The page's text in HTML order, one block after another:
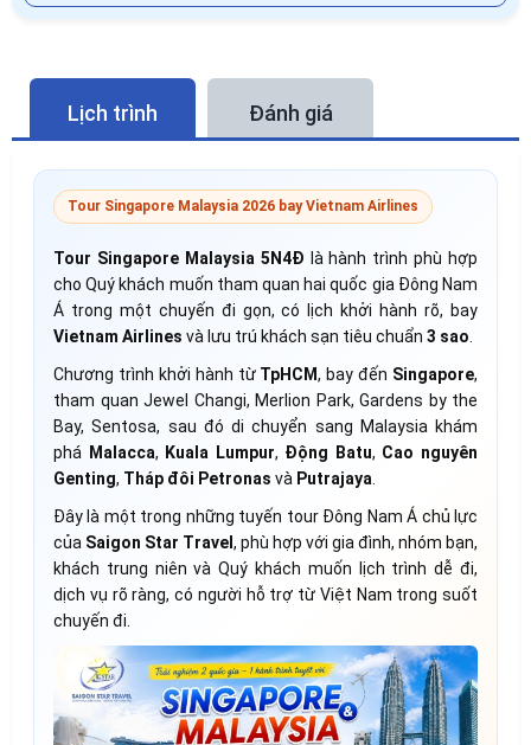
Lịch trình Đánh giá
Tour Singapore Malaysia 2026 bay Vietnam Airlines
Tour Singapore Malaysia 5N4Đ là hành trình phù hợp
cho Quý khách muốn tham quan hai quốc gia Đông Nam
Á trong một chuyến đi gọn, có lịch khởi hành rõ, bay
Vietnam Airlines và lưu trú khách sạn tiêu chuẩn 3 sao
Chương trình khởi hành từ TpHCM, bay đến Singapore,
tham quan Jewel Changi, Merlion Park, Gardens by the
Bay, Sentosa, sau đó di chuyển sang Malaysia khám
phá
Malacca, Kuala Lumpur, Động Batu, Cao nguyên
Genting, Tháp đôi Petronas và Putrajaya
Đây là một trong những tuyến tour Đông Nam Á chủ lực
của Saigon Star Travel , phù hợp với gia đình, nhóm bạn,
khách trung niên và Quý khách muốn lịch trình dễ đi,
dịch vụ rõ ràng, có người hỗ trợ từ Việt Nam trong suốt
chuyến đi.